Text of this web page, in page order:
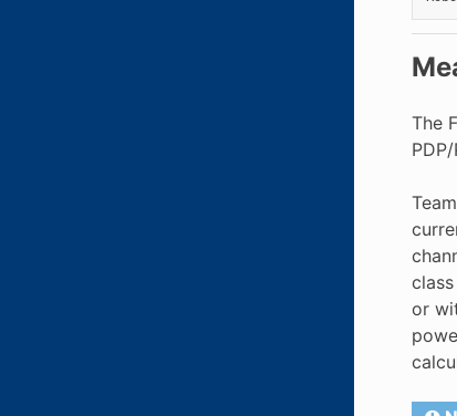
The
or